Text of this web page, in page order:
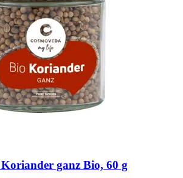
Koriander ganz Bio, 60 g